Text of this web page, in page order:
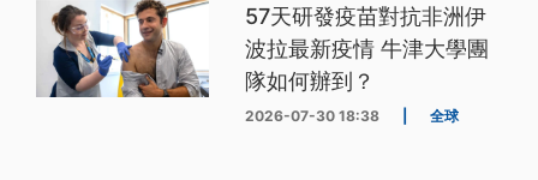
57天研發疫苗對抗非洲伊
波拉最新疫情 牛津大學團
隊如何辦到？
2026-07-30 18:38 全球